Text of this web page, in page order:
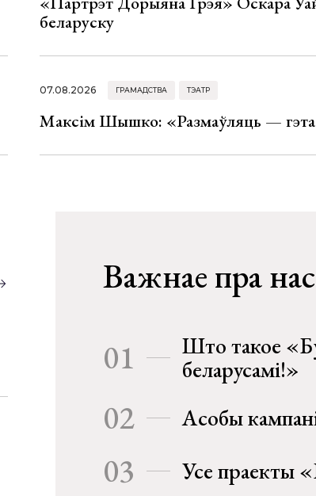
беларуску
07.08.2026 ГРАМАДСТВА ТЭАТР
Максім Шышко: «Размаўляць — гэта
Важнае пра нас
01
Што такое
беларусамі!»
02 Асобы
03 Усе праекты